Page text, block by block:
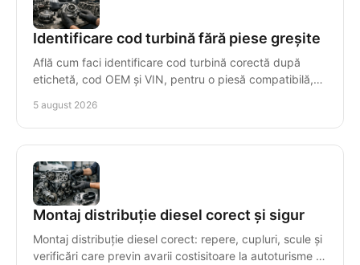
Identificare cod turbină fără piese greșite
Află cum faci identificare cod turbină corectă după
etichetă, cod OEM și VIN, pentru o piesă compatibilă,
5 august 2026
Montaj distribuție diesel corect și sigur
Montaj distribuție diesel corect: repere, cupluri, scule și
verificări care previn avarii costisitoare la autoturisme și